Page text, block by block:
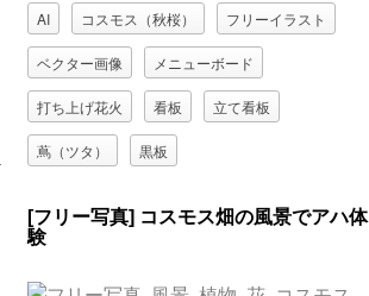
AI コスモス（秋桜） フリーイラスト
ベクター画像 メニューボード
打ち上げ花火 看板 立て看板
蔦（ツタ） 黒板
[フリー写真] コスモス畑の風景でアハ体
験